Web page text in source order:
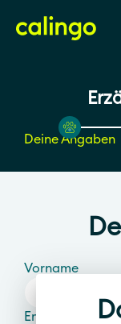
Deine Angaben
Vorname
Email